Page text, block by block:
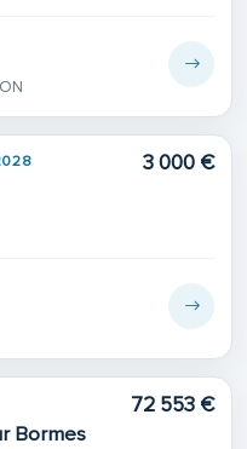
3 000 €
Bormes
72 553 €